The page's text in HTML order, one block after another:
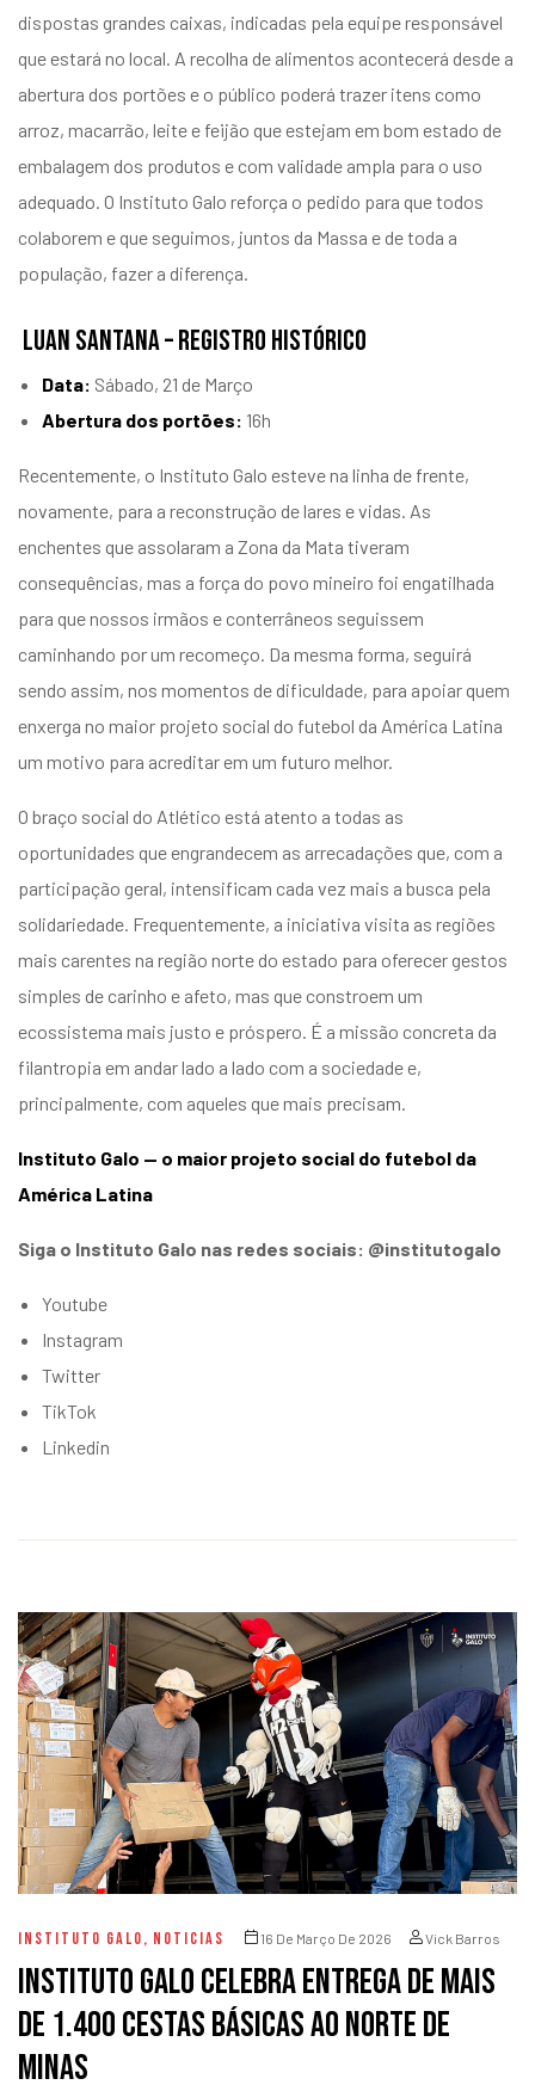
dispostas grandes caixas, indicadas pela equipe responsável
que estará no local. A recolha de alimentos acontecerá desde a
abertura dos portões e o público poderá trazer itens como
arroz, macarrão, leite e feijão que estejam em bom estado de
embalagem dos produtos e com validade ampla para o uso
adequado. O Instituto Galo reforça o pedido para que todos
colaborem e que seguimos, juntos da Massa e de toda a
população, fazer a diferença.
LUAN SANTANA – REGISTRO HISTÓRICO
Data: Sábado, 21 de Março
Abertura dos portões: 16h
Recentemente, o Instituto Galo esteve na linha de frente,
novamente, para a reconstrução de lares e vidas. As
enchentes que assolaram a Zona da Mata tiveram
consequências, mas a força do povo mineiro foi engatilhada
para que nossos irmãos e conterrâneos seguissem
caminhando por um recomeço. Da mesma forma, seguirá
sendo assim, nos momentos de dificuldade, para apoiar quem
enxerga no maior projeto social do futebol da América Latina
um motivo para acreditar em um futuro melhor.
O braço social do Atlético está atento a todas as
oportunidades que engrandecem as arrecadações que, com a
participação geral, intensificam cada vez mais a busca pela
solidariedade. Frequentemente, a iniciativa visita as regiões
mais carentes na região norte do estado para oferecer gestos
simples de carinho e afeto, mas que constroem um
ecossistema mais justo e próspero. É a missão concreta da
filantropia em andar lado a lado com a sociedade e,
principalmente, com aqueles que mais precisam.
Instituto Galo — o maior projeto social do futebol da
América Latina
Siga o Instituto Galo nas redes sociais: @institutogalo
Youtube
Instagram
Twitter
TikTok
Linkedin
INSTITUTO GALO, NOTICIAS 16 De Março De 2026 Vick Barros
Instituto Galo celebra entrega de mais
de 1.400 cestas básicas ao norte de
Minas